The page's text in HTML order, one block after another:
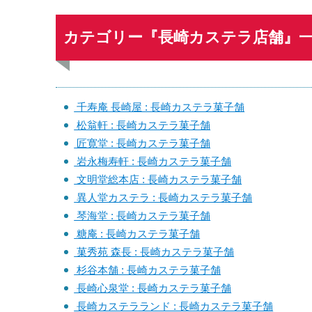
カテゴリー『長崎カステラ店舗』
千寿庵 長崎屋 : 長崎カステラ菓子舗
松翁軒 : 長崎カステラ菓子舗
匠寛堂 : 長崎カステラ菓子舗
岩永梅寿軒 : 長崎カステラ菓子舗
文明堂総本店 : 長崎カステラ菓子舗
異人堂カステラ : 長崎カステラ菓子舗
琴海堂 : 長崎カステラ菓子舗
糖庵 : 長崎カステラ菓子舗
菓秀苑 森長 : 長崎カステラ菓子舗
杉谷本舗 : 長崎カステラ菓子舗
長崎心泉堂 : 長崎カステラ菓子舗
長崎カステラランド : 長崎カステラ菓子舗